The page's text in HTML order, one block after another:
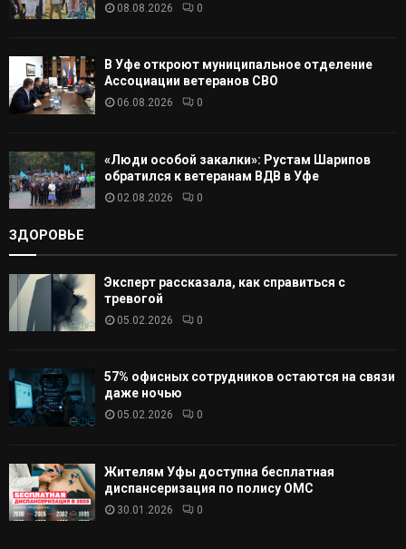
08.08.2026 0
В Уфе откроют муниципальное отделение
Ассоциации ветеранов СВО
06.08.2026 0
«Люди особой закалки»: Рустам Шарипов
обратился к ветеранам ВДВ в Уфе
02.08.2026 0
ЗДОРОВЬЕ
Эксперт рассказала, как справиться с
тревогой
05.02.2026 0
57% офисных сотрудников остаются на связи
даже ночью
05.02.2026 0
Жителям Уфы доступна бесплатная
диспансеризация по полису ОМС
30.01.2026 0